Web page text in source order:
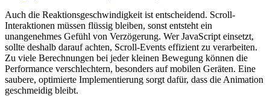
Auch die Reaktionsgeschwindigkeit ist entscheidend. Scroll-
Interaktionen müssen flüssig bleiben, sonst entsteht ein
unangenehmes Gefühl von Verzögerung. Wer JavaScript einsetzt,
sollte deshalb darauf achten, Scroll-Events effizient zu verarbeiten.
Zu viele Berechnungen bei jeder kleinen Bewegung können die
Performance verschlechtern, besonders auf mobilen Geräten. Eine
saubere, optimierte Implementierung sorgt dafür, dass die Animation
geschmeidig bleibt.